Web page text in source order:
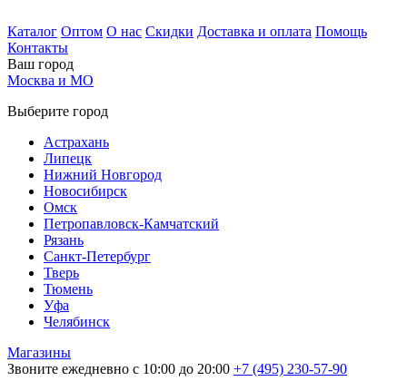
Каталог Оптом О нас Скидки Доставка и оплата Помощь
Контакты
Ваш город
Москва и МО
Выберите город
Астрахань
Липецк
Нижний Новгород
Новосибирск
Омск
Петропавловск-Камчатский
Рязань
Санкт-Петербург
Тверь
Тюмень
Уфа
Челябинск
Магазины
Звоните ежедневно с 10:00 до 20:00 +7 (495) 230-57-90